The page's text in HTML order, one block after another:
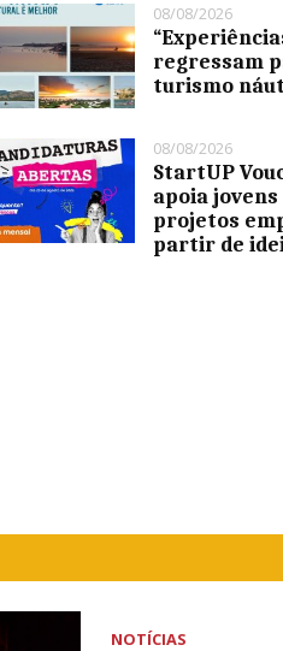
08/08/2026
regressam
turismo
08/08/2026
StartUP
apoia
projetos
partir de
NOTÍCIAS